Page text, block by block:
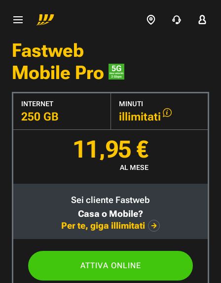
Fastweb
Mobile Pro
INTERNET
250 GB
MINUTI
illimitati
11,95 €
AL MESE
Sei cliente Fastweb
Casa o Mobile?
Per te, giga illimitati
ATTIVA ONLINE